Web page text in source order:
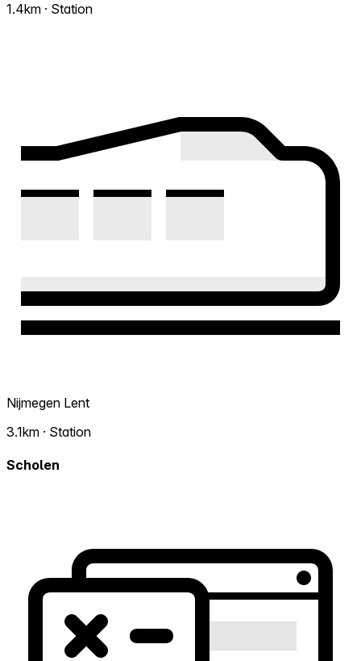
1.4km · Station
Nijmegen Lent
3.1km · Station
Scholen